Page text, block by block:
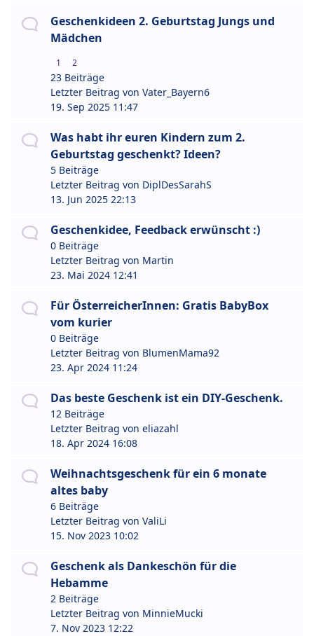
Geschenkideen 2. Geburtstag Jungs und
Mädchen
1 2
23 Beiträge
Letzter Beitrag von Vater_Bayern6
19. Sep 2025 11:47
Was habt ihr euren Kindern zum 2.
Geburtstag geschenkt? Ideen?
5 Beiträge
Letzter Beitrag von DiplDesSarahS
13. Jun 2025 22:13
Geschenkidee, Feedback erwünscht :)
0 Beiträge
Letzter Beitrag von Martin
23. Mai 2024 12:41
Für ÖsterreicherInnen: Gratis BabyBox
vom kurier
0 Beiträge
Letzter Beitrag von BlumenMama92
23. Apr 2024 11:24
Das beste Geschenk ist ein DIY-Geschenk.
12 Beiträge
Letzter Beitrag von eliazahl
18. Apr 2024 16:08
Weihnachtsgeschenk für ein 6 monate
altes baby
6 Beiträge
Letzter Beitrag von ValiLi
15. Nov 2023 10:02
Geschenk als Dankeschön für die
Hebamme
2 Beiträge
Letzter Beitrag von MinnieMucki
7. Nov 2023 12:22